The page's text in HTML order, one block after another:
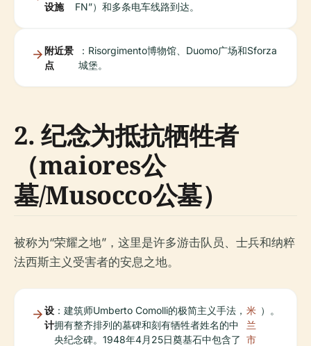
设施
FN”）和多条电车线路到达。
附近景
点
：Risorgimento博物馆、Duomo广场和Sforza
城堡。
2. 纪念为抵抗牺牲者
（maiores公
墓/Musocco公墓）
被称为“荣耀之地”，这里是许多游击队员、士兵和纳粹
法西斯主义受害者的安息之地。
设
计
：建筑师Umberto Comolli的极简主义手法，
拥有整齐排列的墓碑和刻有牺牲者姓名的中
央纪念碑。1948年4月25日奠基石中包含了
米
兰
市
）。